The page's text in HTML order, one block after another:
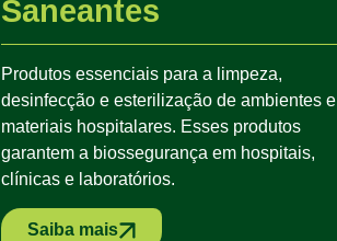
Saneantes
Produtos essenciais para a limpeza,
desinfecção e esterilização de ambientes e
materiais hospitalares. Esses produtos
garantem a biossegurança em hospitais,
clínicas e laboratórios.
Saiba mais